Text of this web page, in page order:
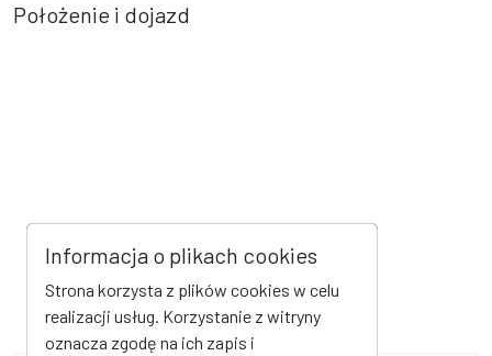
Położenie i dojazd
Informacja o plikach cookies
Strona korzysta z plików cookies w celu
realizacji usług. Korzystanie z witryny
oznacza zgodę na ich zapis i